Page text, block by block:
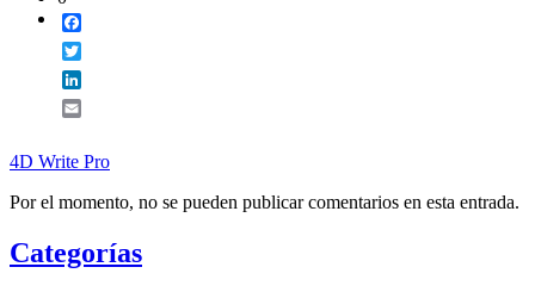
4D Write Pro
Por el momento, no se pueden publicar comentarios en esta entrada.
Categorías